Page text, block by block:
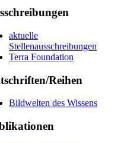
aktuelle
Stellenausschreibungen
Terra Foundation
Reihen
Bildwelten des Wissens